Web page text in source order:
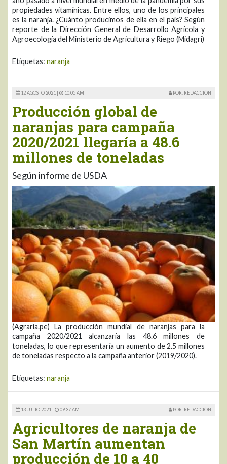
propiedades vitamínicas. Entre ellos, uno de los principales
es la naranja. ¿Cuánto producimos de ella en el país? Según
reporte de la Dirección General de Desarrollo Agrícola y
Agroecología del Ministerio de Agricultura y Riego (Midagri)
Etiquetas: naranja
12 AGOSTO 2021 | 10:05 AM POR: REDACCIÓN
Producción global de
naranjas para campaña
2020/2021 llegaría a 48.6
millones de toneladas
Según informe de USDA
(Agraria.pe) La producción mundial de naranjas para la
campaña 2020/2021 alcanzaría las 48.6 millones de
toneladas, lo que representaría un aumento de 2.5 millones
de toneladas respecto a la campaña anterior (2019/2020).
Etiquetas: naranja
13 JULIO 2021 | 09:37 AM POR: REDACCIÓN
Agricultores de naranja de
San Martín aumentan
producción de 10 a 40